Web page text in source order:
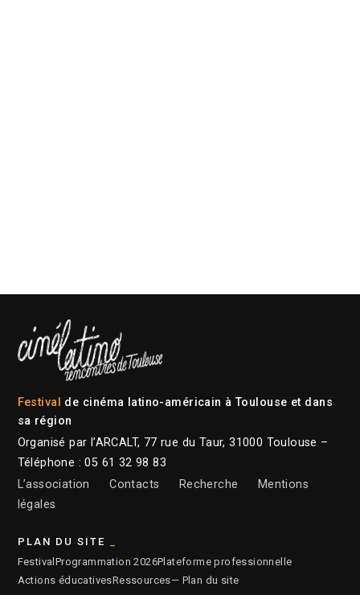
Festival de cinéma latino-américain à Toulouse et dans
sa région
Organisé par l’ARCALT, 77 rue du Taur, 31000 Toulouse –
Téléphone : 05 61 32 98 83
L’association
Contacts Recherche
Mentions
légales
PLAN DU SITE
Festival Programmation 2026Plateforme professionnelle
Actions éducativesRessources— Plan du site